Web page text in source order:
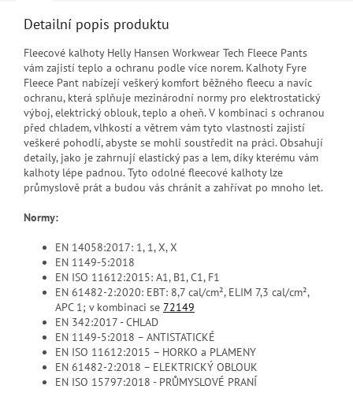
Detailní popis produktu
Fleecové kalhoty Helly Hansen Workwear Tech Fleece Pants
vám zajistí teplo a ochranu podle více norem. Kalhoty Fyre
Fleece Pant nabízejí veškerý komfort běžného fleecu a navíc
ochranu, která splňuje mezinárodní normy pro elektrostatický
výboj, elektrický oblouk, teplo a oheň. V kombinaci s ochranou
před chladem, vlhkostí a větrem vám tyto vlastnosti zajistí
veškeré pohodlí, abyste se mohli soustředit na práci. Obsahují
detaily, jako je zahrnují elastický pas a lem, díky kterému vám
kalhoty lépe padnou. Tyto odolné fleecové kalhoty lze
průmyslově prát a budou vás chránit a zahřívat po mnoho let.
Normy:
EN 14058:2017: 1, 1, X, X
EN 1149-5:2018
EN ISO 11612:2015: A1, B1, C1, F1
EN 61482-2:2020: EBT: 8,7 cal/cm², ELIM 7,3 cal/cm²,
APC 1; v kombinaci se 72149
EN 342:2017 - CHLAD
EN 1149-5:2018 – ANTISTATICKÉ
EN ISO 11612:2015 – HORKO a PLAMENY
EN 61482-2:2018 – ELEKTRICKÝ OBLOUK
EN ISO 15797:2018 - PRŮMYSLOVÉ PRANÍ